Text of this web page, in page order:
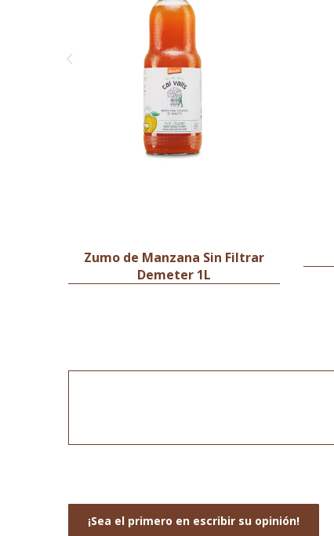
Zumo de Manzana Sin Filtrar
Demeter 1L
¡Sea el primero en escribir su opinión!